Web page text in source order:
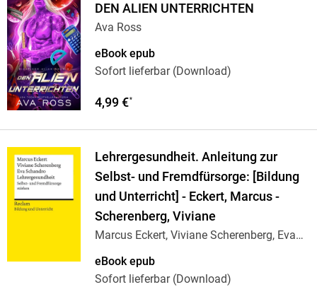
DEN ALIEN UNTERRICHTEN
Ava Ross
eBook epub
Sofort lieferbar (Download)
4,99 €*
Lehrergesundheit. Anleitung zur
Selbst- und Fremdfürsorge: [Bildung
und Unterricht] - Eckert, Marcus -
Scherenberg, Viviane
Marcus Eckert, Viviane Scherenberg, Eva
eBook epub
Sofort lieferbar (Download)